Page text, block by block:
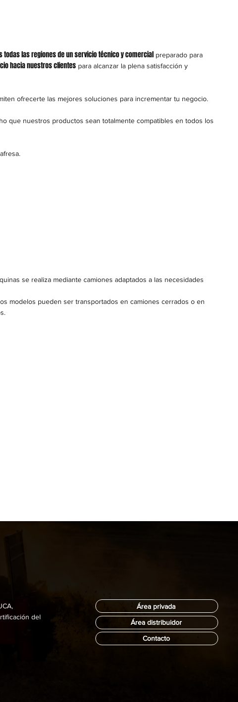
se realiza mediante camiones adaptados a las necesidades
modelos pueden ser transportados en camiones cerrados o en
todas las regiones de un servicio técnico y comercial preparado para
hacia nuestros clientes para alcanzar la plena satisfacción y
ofrecerte las mejores soluciones para incrementar tu negocio.
que nuestros productos sean totalmente compatibles en todos los
del
Área privada
Área distribuidor
Contacto